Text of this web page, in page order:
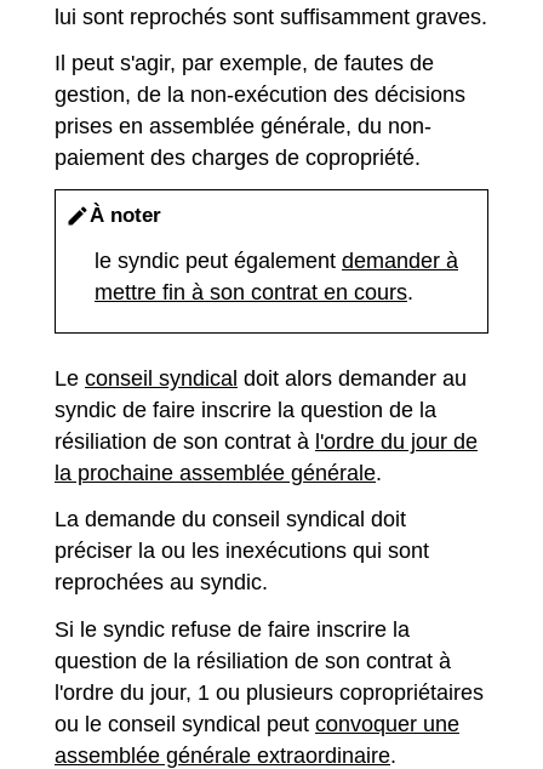
lui sont reprochés sont suffisamment graves.
Il peut s'agir, par exemple, de fautes de
gestion, de la non-exécution des décisions
prises en assemblée générale, du non-
paiement des charges de copropriété.
editÀ noter
le syndic peut également demander à
mettre fin à son contrat en cours.
Le conseil syndical doit alors demander au
syndic de faire inscrire la question de la
résiliation de son contrat à l'ordre du jour de
la prochaine assemblée générale.
La demande du conseil syndical doit
préciser la ou les inexécutions qui sont
reprochées au syndic.
Si le syndic refuse de faire inscrire la
question de la résiliation de son contrat à
l'ordre du jour, 1 ou plusieurs copropriétaires
ou le conseil syndical peut convoquer une
assemblée générale extraordinaire.